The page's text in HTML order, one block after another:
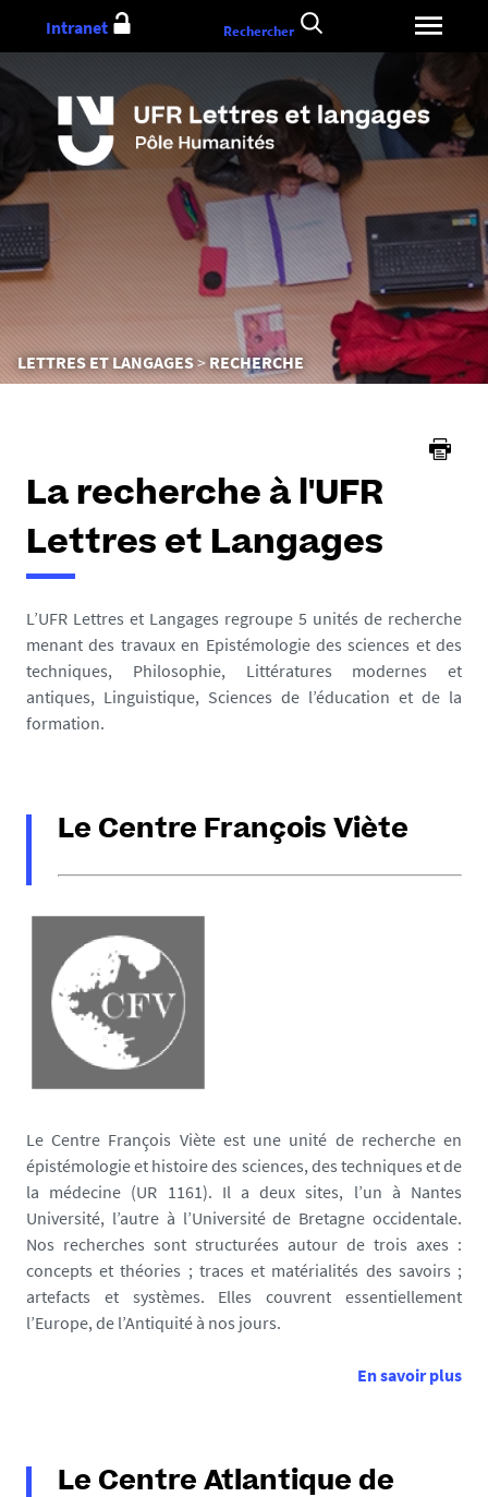
au
Vous
êtes
LETTRES ET LANGAGES RECHERCHE
Intranet Rechercher
La recherche à l'UFR
Lettres et Langages
L’UFR Lettres et Langages regroupe 5 unités de recherche
menant des travaux en Epistémologie des sciences et des
techniques, Philosophie, Littératures modernes et
antiques, Linguistique, Sciences de l’éducation et de la
formation.
Le Centre François Viète
Le Centre François Viète est une unité de recherche en
épistémologie et histoire des sciences, des techniques et de
la médecine (UR 1161). Il a deux sites, l’un à Nantes
Université, l’autre à l’Université de Bretagne occidentale.
Nos recherches sont structurées autour de trois axes :
concepts et théories ; traces et matérialités des savoirs ;
artefacts et systèmes. Elles couvrent essentiellement
l’Europe, de l’Antiquité à nos jours.
En savoir plus
Le Centre Atlantique de